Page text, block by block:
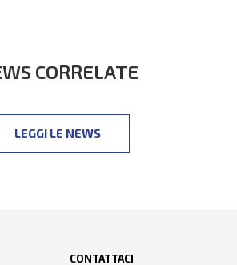
CORRELATE
LEGGI LE NEWS
CONTATTACI